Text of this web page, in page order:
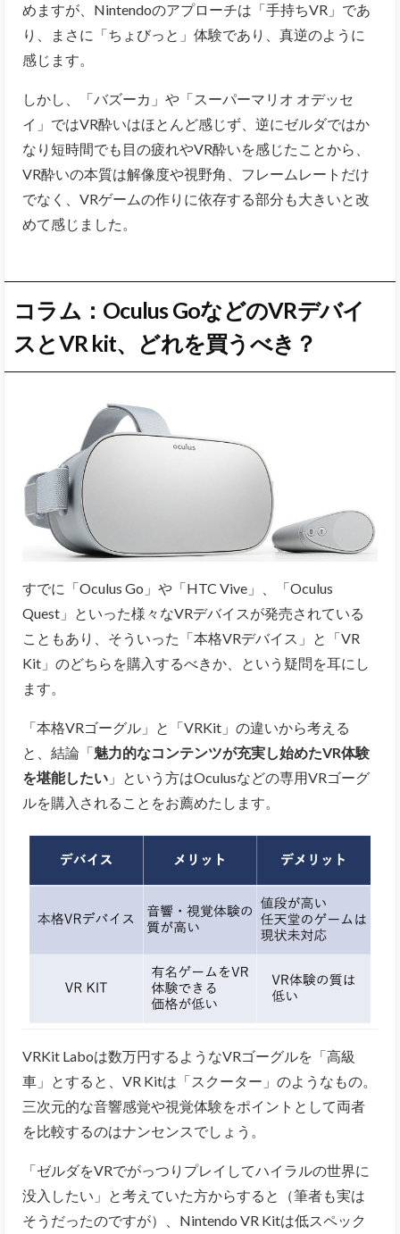
めますが、Nintendoのアプローチは「手持ちVR」であ
り、まさに「ちょびっと」体験であり、真逆のように
感じます。
しかし、「バズーカ」や「スーパーマリオ オデッセ
イ」ではVR酔いはほとんど感じず、逆にゼルダではか
なり短時間でも目の疲れやVR酔いを感じたことから、
VR酔いの本質は解像度や視野角、フレームレートだけ
でなく、VRゲームの作りに依存する部分も大きいと改
めて感じました。
コラム：Oculus GoなどのVRデバイ
スとVR kit、どれを買うべき？
すでに「Oculus Go」や「HTC Vive」、「Oculus
Quest」といった様々なVRデバイスが発売されている
こともあり、そういった「本格VRデバイス」と「VR
Kit」のどちらを購入するべきか、という疑問を耳にし
ます。
「本格VRゴーグル」と「VRKit」の違いから考える
と、結論「魅力的なコンテンツが充実し始めたVR体験
を堪能したい 」という方はOculusなどの専用VRゴーグ
ルを購入されることをお薦めたします。
VRKit Laboは数万円するようなVRゴーグルを「高級
車」とすると、VR Kitは「スクーター」のようなもの。
三次元的な音響感覚や視覚体験をポイントとして両者
を比較するのはナンセンスでしょう。
「ゼルダをVRでがっつりプレイしてハイラルの世界に
没入したい」と考えていた方からすると（筆者も実は
そうだったのですが）、Nintendo VR Kitは低スペック